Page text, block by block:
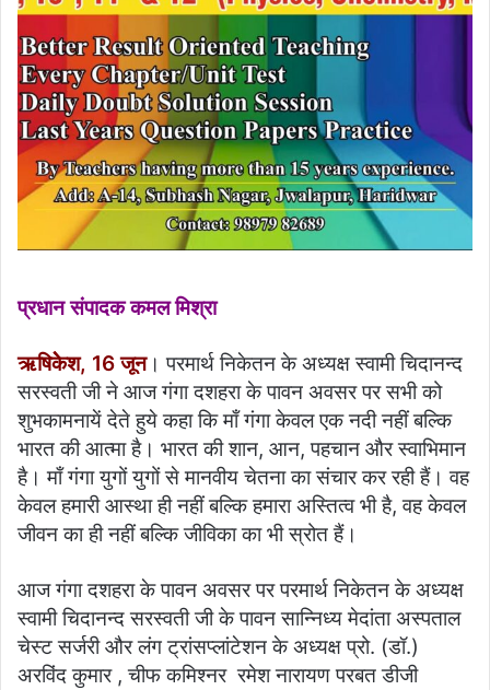
प्रधान संपादक कमल मिश्रा
ऋषिकेेश, 16 जून। परमार्थ निकेतन के अध्यक्ष स्वामी चिदानन्द
सरस्वती जी ने आज गंगा दशहरा के पावन अवसर पर सभी को
शुभकामनायें देते हुये कहा कि माँ गंगा केवल एक नदी नहीं बल्कि
भारत की आत्मा है। भारत की शान, आन, पहचान और स्वाभिमान
है। माँ गंगा युगों युगों से मानवीय चेतना का संचार कर रही हैं। वह
केवल हमारी आस्था ही नहीं बल्कि हमारा अस्तित्व भी है, वह केवल
जीवन का ही नहीं बल्कि जीविका का भी स्रोत हैं।
आज गंगा दशहरा के पावन अवसर पर परमार्थ निकेतन के अध्यक्ष
स्वामी चिदानन्द सरस्वती जी के पावन सान्निध्य मेदांता अस्पताल
चेस्ट सर्जरी और लंग ट्रांसप्लांटेशन के अध्यक्ष प्रो. (डॉ.)
अरविंद कुमार , चीफ कमिश्नर रमेश नारायण परबत डीजी